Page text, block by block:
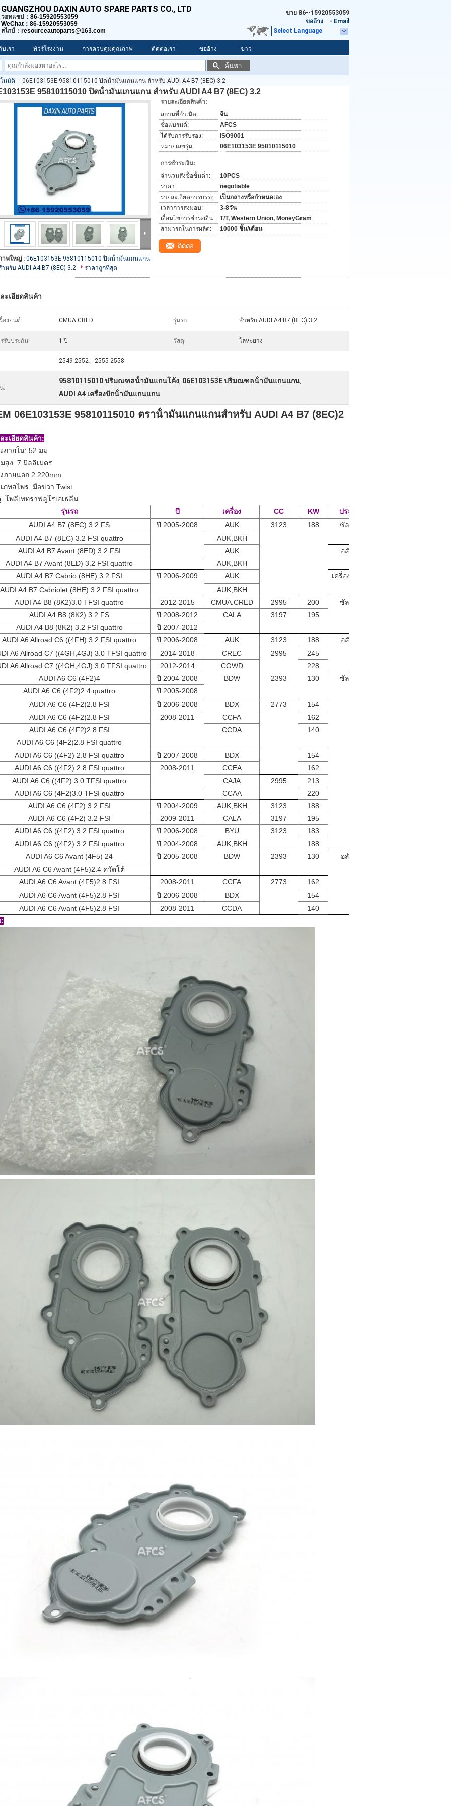
GUANGZHOU DAXIN AUTO SPARE PARTS CO., LTD
วอทแซป： 86-15920553059
WeChat：86-15920553059
สไกป์： resourceautoparts@163.com
ขาย 86--15920553059
ขออ้าง
- Email
Select Language
บเรา ทัวร์โรงงาน การควบคุมคุณภาพ ติดต่อเรา ขออ้าง ข่าว
ค้นหา
นมัติ 06E103153E 95810115010 ปิดน้ํามันแกนแกน สําหรับ AUDI A4 B7 (8EC) 3.2
95810115010 ปิดน้ํามันแกนแกน สําหรับ AUDI A4 B7 (8EC) 3.2
าพใหญ่ : 06E103153E 95810115010 ปิดน้ํามันแกนแกน
าหรับ AUDI A4 B7 (8EC) 3.2
ราคาถูกที่สุด
รายละเอียดสินค้า:
สถานที่กำเนิด:
จีน
ชื่อแบรนด์:
AFCS
ได้รับการรับรอง:
ISO9001
หมายเลขรุ่น:
06E103153E 95810115010
การชำระเงิน:
จำนวนสั่งซื้อขั้นต่ำ:
10PCS
ราคา:
negotiable
รายละเอียดการบรรจุ:
เป็นกลางหรือกำหนดเอง
เวลาการส่งมอบ:
3-8วัน
เงื่อนไขการชำระเงิน:
T/T, Western Union, MoneyGram
สามารถในการผลิต:
10000 ชิ้น/เดือน
ติดต่อ
ะเอียดสินค้า
องยนต์: CMUA.CRED รุ่นรถ: สำหรับ AUDI A4 B7 (8EC) 3.2
รับประกัน: 1 ปี วัสดุ: โลหะยาง
2549-2552、2555-2558
:
95810115010 ปริมณฑลน้ํามันแกนโค้ง, 06E103153E ปริมณฑลน้ํามันแกนแกน,
AUDI A4 เครื่องปักน้ํามันแกนแกน
06E103153E 95810115010 ตราน้ํามันแกนแกนสําหรับ AUDI A4 B7 (8EC)2
ะเอียดสินค้า:
ภายใน: 52 มม.
สูง: 7 มิลลิเมตร
ภายนอก 2:220mm
ภทสไพร่: มือขวา Twist
โพลีเททราฟลูโรเอเธลีน
รุ่นรถ
ปี เครื่อง CC KW
ประเภท
AUDI A4 B7 (8EC) 3.2 FS
ปี 2005-2008 AUK 3123 188
ซัลโอน
AUDI A4 B7 (8EC) 3.2 FSI quattro
AUK,BKH
AUDI A4 B7 Avant (8ED) 3.2 FSI
AUK
อสังหา
AUDI A4 B7 Avant (8ED) 3.2 FSI quattro
AUK,BKH
AUDI A4 B7 Cabrio (8HE) 3.2 FSI
ปี 2006-2009 AUK
เครื่องเปลี่ยน
AUDI A4 B7 Cabriolet (8HE) 3.2 FSI quattro
AUK,BKH
AUDI A4 B8 (8K2)3.0 TFSI quattro
2012-2015 CMUA.CRED 2995 200
ซัลโอน
AUDI A4 B8 (8K2) 3.2 FS
ปี 2008-2012 CALA 3197
195
AUDI A4 B8 (8K2) 3.2 FSI quattro
ปี 2007-2012
AUDI A6 Allroad C6 ((4FH) 3.2 FSI quattro
ปี 2006-2008 AUK 3123 188
อสังหา
A6 Allroad C7 ((4GH,4GJ) 3.0 TFSI quattro
2014-2018 CREC 2995
245
A6 Allroad C7 ((4GH,4GJ) 3.0 TFSI quattro
2012-2014 CGWD
228
AUDI A6 C6 (4F2)4
ปี 2004-2008 BDW 2393 130
ซัลโอน
AUDI A6 C6 (4F2)2.4 quattro
ปี 2005-2008
AUDI A6 C6 (4F2)2.8 FSI
ปี 2006-2008 BDX 2773
154
AUDI A6 C6 (4F2)2.8 FSI
2008-2011 CCFA
162
AUDI A6 C6 (4F2)2.8 FSI
CCDA
140
AUDI A6 C6 (4F2)2.8 FSI quattro
AUDI A6 C6 ((4F2) 2.8 FSI quattro
ปี 2007-2008 BDX
154
AUDI A6 C6 ((4F2) 2.8 FSI quattro
2008-2011 CCEA
162
AUDI A6 C6 ((4F2) 3.0 TFSI quattro
CAJA 2995
213
AUDI A6 C6 (4F2)3.0 TFSI quattro
CCAA
220
AUDI A6 C6 (4F2) 3.2 FSI
ปี 2004-2009 AUK,BKH 3123
188
AUDI A6 C6 (4F2) 3.2 FSI
2009-2011 CALA 3197
195
AUDI A6 C6 ((4F2) 3.2 FSI quattro
ปี 2006-2008 BYU 3123
183
AUDI A6 C6 ((4F2) 3.2 FSI quattro
ปี 2004-2008 AUK,BKH
188
AUDI A6 C6 Avant (4F5) 24
ปี 2005-2008 BDW 2393 130
อสังหา
AUDI A6 C6 Avant (4F5)2.4 ควัตโต้
AUDI A6 C6 Avant (4F5)2.8 FSI
2008-2011 CCFA 2773
162
AUDI A6 C6 Avant (4F5)2.8 FSI
ปี 2006-2008 BDX
154
AUDI A6 C6 Avant (4F5)2.8 FSI
2008-2011 CCDA
140